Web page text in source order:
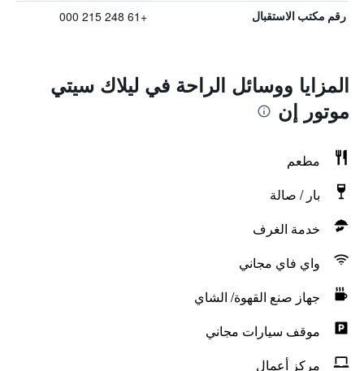
رقم مكتب الاستقبال +61 248 215 000
المزايا ووسائل الراحة في ليلاك سيتي
موتور إن
مطعم
بار / صالة
خدمة الغرف
واي فاي مجاني
جهاز صنع القهوة/ الشاي
موقف سيارات مجاني
مركز أعمال